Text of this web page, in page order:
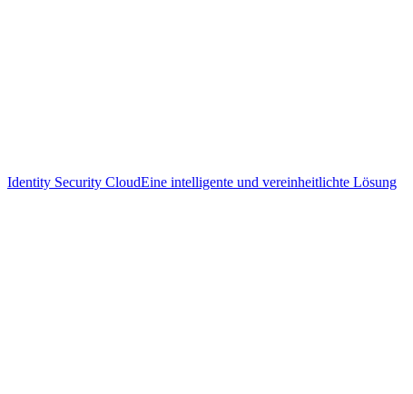
Identity Security CloudEine intelligente und vereinheitlichte Lösung